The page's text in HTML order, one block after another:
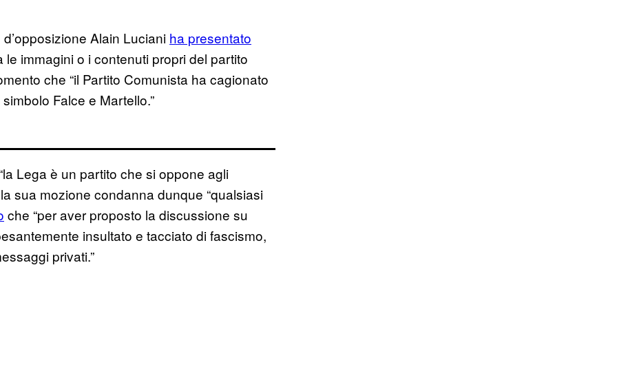
Alain Luciani ha presentato
immagini o i contenuti propri del partito
che “il Partito Comunista ha cagionato
Falce e Martello.”
Lega è un partito che si oppone agli
sua mozione condanna dunque “qualsiasi
che “per aver proposto la discussione su
insultato e tacciato di fascismo,
privati.”